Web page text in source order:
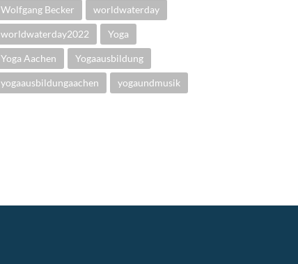
Wolfgang Becker worldwaterday
worldwaterday2022 Yoga
Yoga Aachen Yogaausbildung
yogaausbildungaachen yogaundmusik